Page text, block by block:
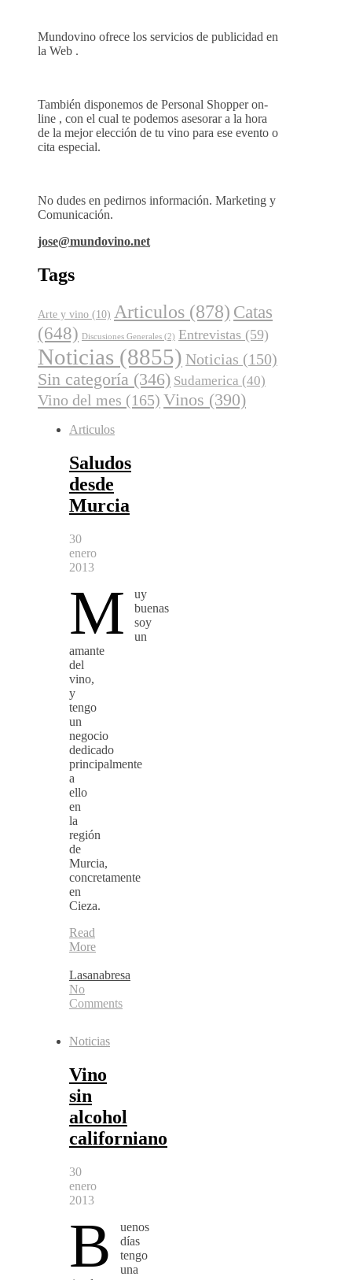
Mundovino ofrece los servicios de publicidad en
la Web .
También disponemos de Personal Shopper on-
line , con el cual te podemos asesorar a la hora
de la mejor elección de tu vino para ese evento o
cita especial.
No dudes en pedirnos información. Marketing y
Comunicación.
jose@mundovino.net
Tags
Arte y vino (10) Articulos (878) Catas
(648) Discusiones Generales (2) Entrevistas (59)
Noticias (8855) Noticias (150)
Sin categoría (346) Sudamerica (40)
Vino del mes (165) Vinos (390)
Articulos
Saludos
desde
Murcia
30
enero
2013
M
uy
buenas
soy
un
amante
del
vino,
y
tengo
un
negocio
dedicado
principalmente
a
ello
en
la
región
de
Murcia,
concretamente
en
Cieza.
Read
More
Lasanabresa
No
Comments
Noticias
Vino
sin
alcohol
californiano
30
enero
2013
B
uenos
días
tengo
una